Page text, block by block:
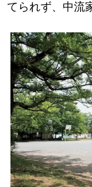
てられず、中流